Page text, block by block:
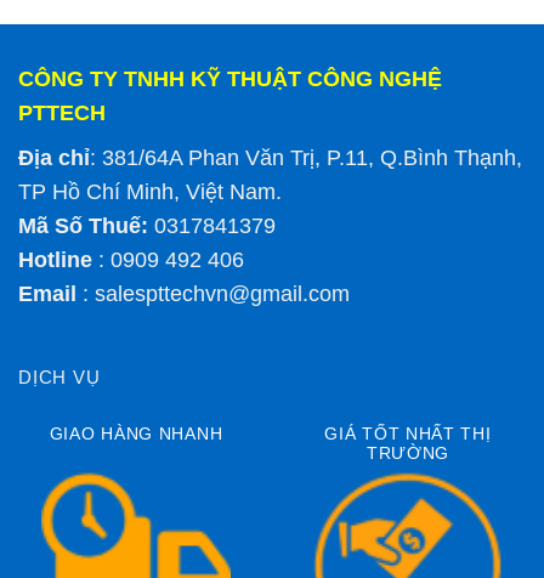
CÔNG TY TNHH KỸ THUẬT CÔNG NGHỆ
PTTECH
Địa chỉ: 381/64A Phan Văn Trị, P.11, Q.Bình Thạnh,
TP Hồ Chí Minh, Việt Nam.
Mã Số Thuế: 0317841379
Hotline : 0909 492 406
Email : salespttechvn@gmail.com
DỊCH VỤ
GIAO HÀNG NHANH
GIÁ TỐT NHẤT THỊ
TRƯỜNG